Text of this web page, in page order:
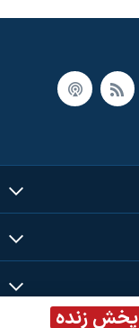
پخش زنده